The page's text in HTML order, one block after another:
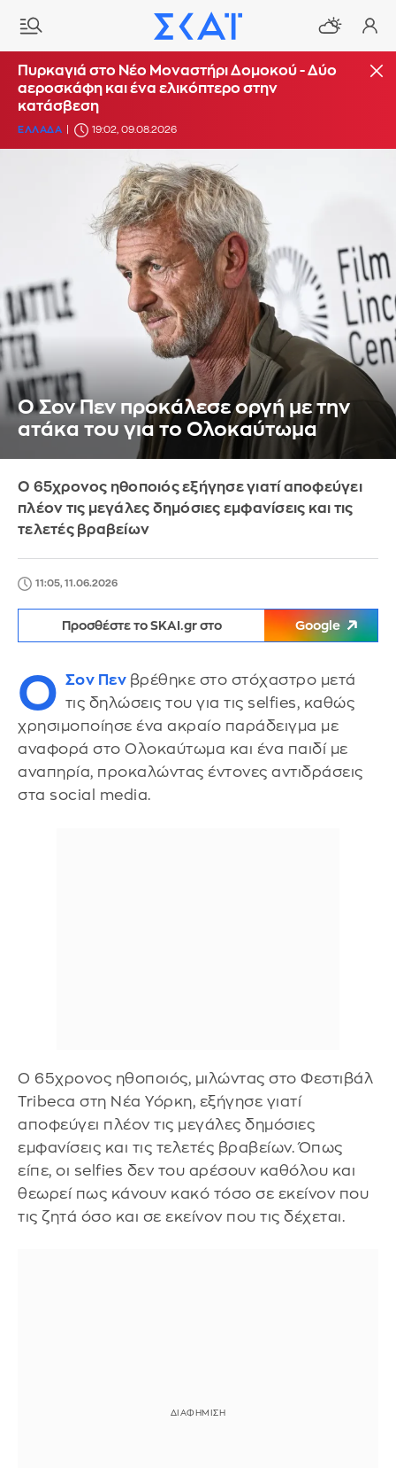
Πυρκαγιά στο Νέο Μοναστήρι Δομοκού - Δύο
αεροσκάφη και ένα ελικόπτερο στην
κατάσβεση
ΕΛΛΑΔΑ 19:02, 09.08.2026
Ο Σον Πεν προκάλεσε οργή με την
ατάκα του για το Ολοκαύτωμα
Ο 65χρονος ηθοποιός εξήγησε γιατί αποφεύγει
πλέον τις μεγάλες δημόσιες εμφανίσεις και τις
τελετές βραβείων
11:05, 11.06.2026
Προσθέστε το SKAI.gr στο Google
Ο Σον Πεν βρέθηκε στο στόχαστρο μετά
τις δηλώσεις του για τις selfies, καθώς
χρησιμοποίησε ένα ακραίο παράδειγμα με
αναφορά στο Ολοκαύτωμα και ένα παιδί με
αναπηρία, προκαλώντας έντονες αντιδράσεις
στα social media.
Ο 65χρονος ηθοποιός, μιλώντας στο Φεστιβάλ
Tribeca στη Νέα Υόρκη, εξήγησε γιατί
αποφεύγει πλέον τις μεγάλες δημόσιες
εμφανίσεις και τις τελετές βραβείων. Όπως
είπε, οι selfies δεν του αρέσουν καθόλου και
θεωρεί πως κάνουν κακό τόσο σε εκείνον που
τις ζητά όσο και σε εκείνον που τις δέχεται.